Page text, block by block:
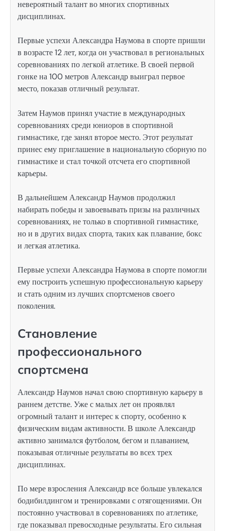
невероятный талант во многих спортивных
дисциплинах.
Первые успехи Александра Наумова в спорте пришли
в возрасте 12 лет, когда он участвовал в региональных
соревнованиях по легкой атлетике. В своей первой
гонке на 100 метров Александр выиграл первое
место, показав отличный результат.
Затем Наумов принял участие в международных
соревнованиях среди юниоров в спортивной
гимнастике, где занял второе место. Этот результат
принес ему приглашение в национальную сборную по
гимнастике и стал точкой отсчета его спортивной
карьеры.
В дальнейшем Александр Наумов продолжил
набирать победы и завоевывать призы на различных
соревнованиях, не только в спортивной гимнастике,
но и в других видах спорта, таких как плавание, бокс
и легкая атлетика.
Первые успехи Александра Наумова в спорте помогли
ему построить успешную профессиональную карьеру
и стать одним из лучших спортсменов своего
поколения.
Становление
профессионального
спортсмена
Александр Наумов начал свою спортивную карьеру в
раннем детстве. Уже с малых лет он проявлял
огромный талант и интерес к спорту, особенно к
физическим видам активности. В школе Александр
активно занимался футболом, бегом и плаванием,
показывая отличные результаты во всех трех
дисциплинах.
По мере взросления Александр все больше увлекался
бодибилдингом и тренировками с отягощениями. Он
постоянно участвовал в соревнованиях по атлетике,
где показывал превосходные результаты. Его сильная